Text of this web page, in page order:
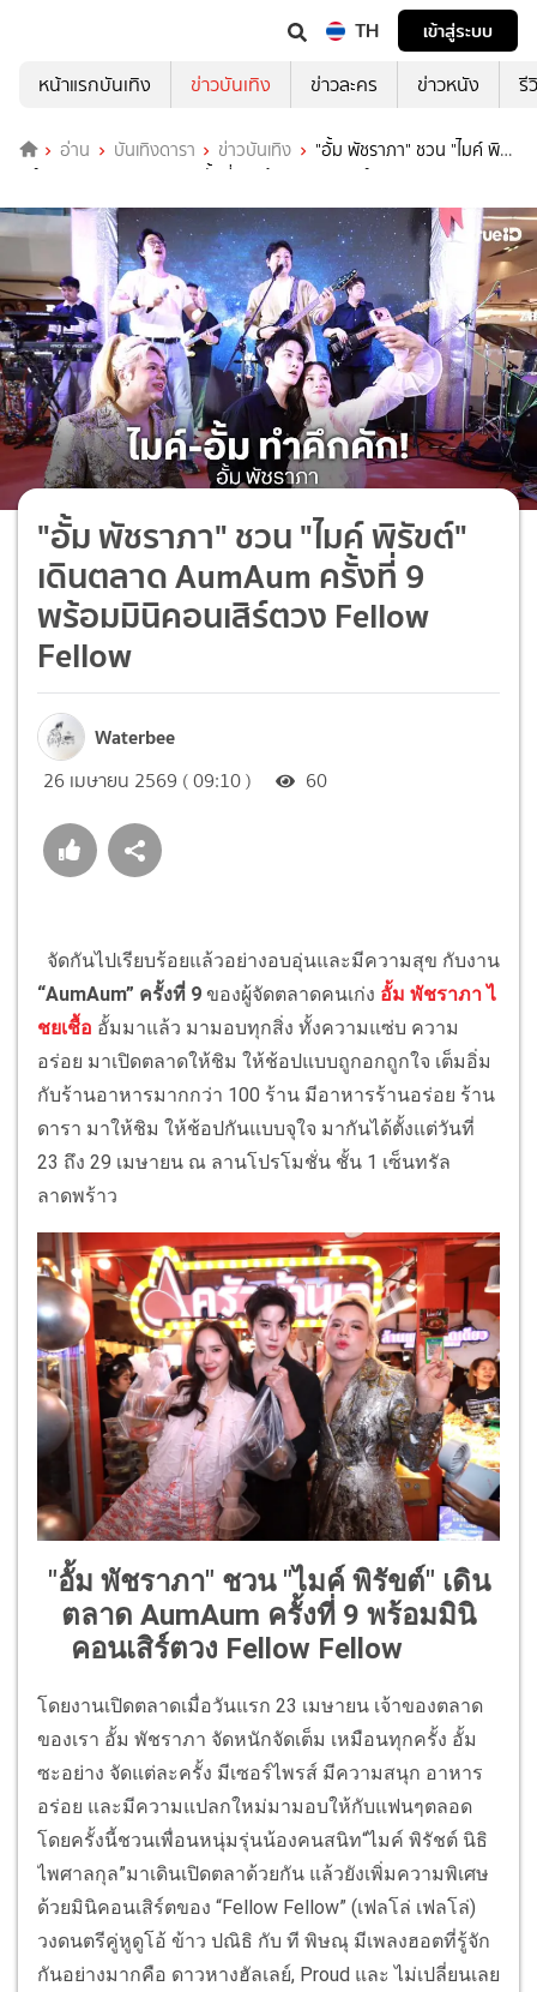
TH
เข้าสู่ระบบ
หน้าแรกบันเทิง
ข่าวบันเทิง ข่าวละคร ข่าวหนัง รี
อ่าน บันเทิงดารา ข่าวบันเทิง
"อั้ม พัชราภา" ชวน "ไมค์ พิรั
ขต์" เดินตลาด AumAum ครั้งที่ 9 พร้อมมินิคอนเสิร์ตวง Fellow Fellow
"อั้ม พัชราภา" ชวน "ไมค์ พิรัขต์"
เดินตลาด AumAum ครั้งที่ 9
พร้อมมินิคอนเสิร์ตวง Fellow
Fellow
Waterbee
26 เมษายน 2569 ( 09:10 ) 60
จัดกันไปเรียบร้อยแล้วอย่างอบอุ่นและมีความสุข กับงาน
“AumAum” ครั้งที่ 9 ของผู้จัดตลาดคนเก่ง อั้ม พัชราภา ไ
ชยเชื้อ อั้มมาแล้ว มามอบทุกสิ่ง ทั้งความแซ่บ ความ
อร่อย มาเปิดตลาดให้ชิม ให้ช้อปแบบถูกอกถูกใจ เต็มอิ่ม
กับร้านอาหารมากกว่า 100 ร้าน มีอาหารร้านอร่อย ร้าน
ดารา มาให้ชิม ให้ช้อปกันแบบจุใจ มากันได้ตั้งแต่วันที่
23 ถึง 29 เมษายน ณ ลานโปรโมชั่น ชั้น 1 เซ็นทรัล
ลาดพร้าว
"อั้ม พัชราภา" ชวน "ไมค์ พิรัขต์" เดิน
ตลาด AumAum ครั้งที่ 9 พร้อมมินิ
คอนเสิร์ตวง Fellow Fellow
โดยงานเปิดตลาดเมื่อวันแรก 23 เมษายน เจ้าของตลาด
ของเรา อั้ม พัชราภา จัดหนักจัดเต็ม เหมือนทุกครั้ง อั้ม
ซะอย่าง จัดแต่ละครั้ง มีเซอร์ไพรส์ มีความสนุก อาหาร
อร่อย และมีความแปลกใหม่มามอบให้กับแฟนๆตลอด
โดยครั้งนี้ชวนเพื่อนหนุ่มรุ่นน้องคนสนิท“ไมค์ พิรัชต์ นิธิ
ไพศาลกุล”มาเดินเปิดตลาด้วยกัน แล้วยังเพิ่มความพิเศษ
ด้วยมินิคอนเสิร์ตของ “Fellow Fellow” (เฟลโล่ เฟลโล่)
วงดนตรีคู่หูดูโอ้ ข้าว ปณิธิ กับ ที พิษณุ มีเพลงฮอตที่รู้จัก
กันอย่างมากคือ ดาวหางฮัลเลย์, Proud และ ไม่เปลี่ยนเลย